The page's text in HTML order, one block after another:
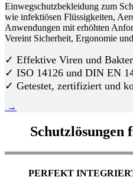
Einwegschutzbekleidung zum
wie infektiösen Flüssigkeiten,
Anwendungen mit erhöhten
Vereint Sicherheit, Ergonomie
✓ Effektive Viren und
✓ ISO 14126 und DIN EN
✓ Getestet, zertifiziert und
→
Schutzlösungen
PERFEKT